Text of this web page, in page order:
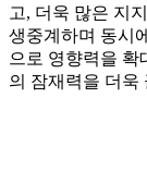
고, 더욱 많은 지
생중계하며 동시
으로 영향력을 확
의 잠재력을 더욱